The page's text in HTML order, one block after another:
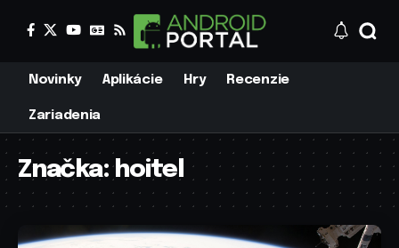
Novinky Aplikácie Hry Recenzie
Zariadenia
Značka:hoitel